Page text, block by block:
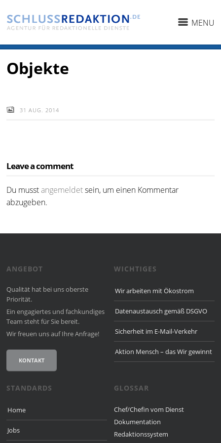
MENU
Objekte
31 AUG. 2014
Leave a comment
Du musstangemeldetsein, um einen Kommentar
abzugeben.
ANGEBOT
Qualität hat bei uns oberste
Priorität.
Ein engagiertes und fach­kun­diges
Team steht für Sie bereit.
Wir freuen uns auf Ihre Anfrage!
KONTAKT
WICHTIGES
Wir arbeiten mit Ökostrom
Datenaustausch gemäß DSGVO
Sicherheit im E-Mail-Verkehr
Aktion Mensch – das Wir gewinnt
STANDARDS
Home
Jobs
GLOSSAR
Chef/Chefin vom Dienst
Dokumentation
Redaktionssystem